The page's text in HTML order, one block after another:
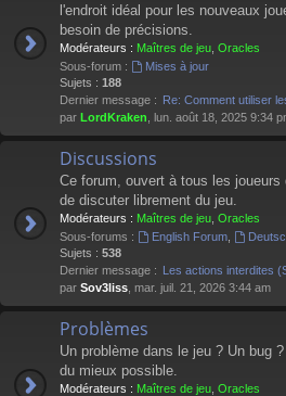
l'endroit idéal pour les nouveaux
besoin de précisions.
Modérateurs : Maîtres de jeu Oracles
Sous-forum :
Mises à jour
Sujets : 188
Dernier message : Re: Comment utiliser
par LordKraken , lun. août 18, 2025 9:34
Discussions
Ce forum, ouvert à tous les
de discuter librement du jeu.
Modérateurs : Maîtres de jeu Oracles
Sous-forums :
English Forum,
Sujets : 538
Dernier message : Les actions interdites
par Sov3liss , mar. juil. 21, 2026 3:44 am
Problèmes
Un problème dans le jeu ? Un bug
du mieux possible.
Modérateurs : Maîtres de jeu Oracles